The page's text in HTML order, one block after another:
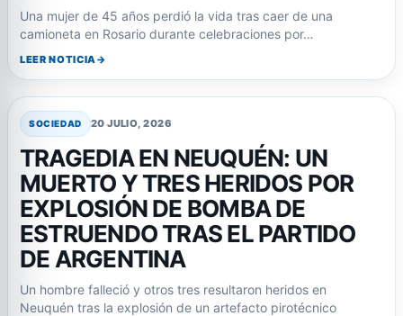
Una mujer de 45 años perdió la vida tras caer de una
camioneta en Rosario durante celebraciones por…
LEER NOTICIA
SOCIEDAD 20 JULIO, 2026
TRAGEDIA EN NEUQUÉN: UN
MUERTO Y TRES HERIDOS POR
EXPLOSIÓN DE BOMBA DE
ESTRUENDO TRAS EL PARTIDO
DE ARGENTINA
Un hombre falleció y otros tres resultaron heridos en
Neuquén tras la explosión de un artefacto pirotécnico